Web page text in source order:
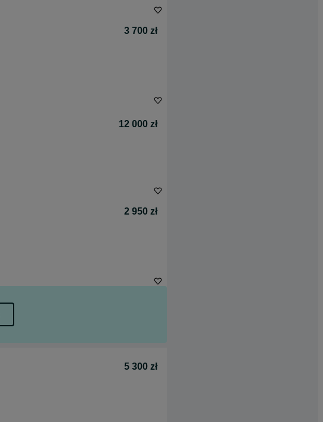
3 700 zł
12 000 zł
2 950 zł
5 300 zł